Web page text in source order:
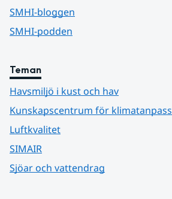
SMHI-bloggen
SMHI-podden
Teman
Havsmiljö i kust och hav
Kunskapscentrum för
Luftkvalitet
SIMAIR
Sjöar och vattendrag